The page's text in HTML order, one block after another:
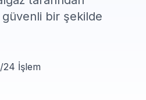
güvenli bir şekilde
24 İşlem